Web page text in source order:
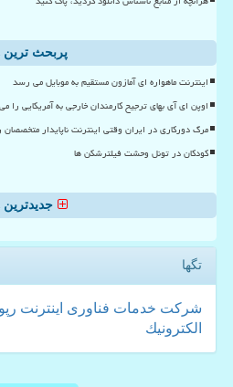
پربحث ترین
اینترنت ماهواره ای آمازون مستقیم به موبایل می رسد
اوپن ای آی بهای ترجیح کارمندان خارجی به آمریکایی را
مرگ دورکاری در ایران وقتی اینترنت ناپایدار متخصصان
کودکان در تونل وحشت فیلترشکن ها
جدیدترین
تگها
شركت خدمات فناوری اینترنت
الكترونیك